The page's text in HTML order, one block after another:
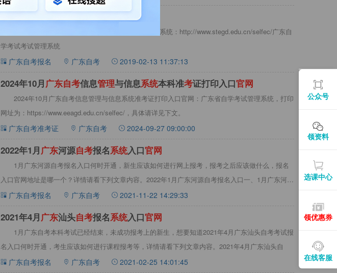
广东自学考 试考试管理系统
广东自学考试考试管理系统广东自学考试考试管理系统：http://www.stegd.edu.cn/selfec/广东自
学考试考试管理系统
广东自考报名 广东自考 2019-02-13 11:37:13
2024年10月广东自考信息管理与信息系统本科准考证打印入口官网
2024年10月广东自考信息管理与信息系统准考证打印入口官网：广东省自学考试管理系统，打印
网址为：https://www.eeagd.edu.cn/selfec/，具体请详见下文。
广东自考准考证 广东自考 2024-09-27 09:00:00
​2022年1月广东河源自考报名系统入口官网
1月广东河源自考报名入口何时开通，新生应该如何进行网上报考，报考之后应该做什么，报名
入口官网地址是哪一个？详情请看下列文章内容。2022年1月广东河源自考报名入口一、1月广东河源
自 广东自考报名 广东自考 2021-11-22 14:29:33
2021年4月广东汕头自考报名系统入口官网
1月广东自考本科考试已经结束，未成功报考上的新生，想要知道2021年4月广东汕头自考考试报
名入口何时开通，考生应该如何进行课程报考等，详情请看下列文章内容。2021年4月广东汕头自
广东自考报名 广东自考 2021-02-25 14:01:45
公众号
领资料
选课中心
领优惠券
在线客服